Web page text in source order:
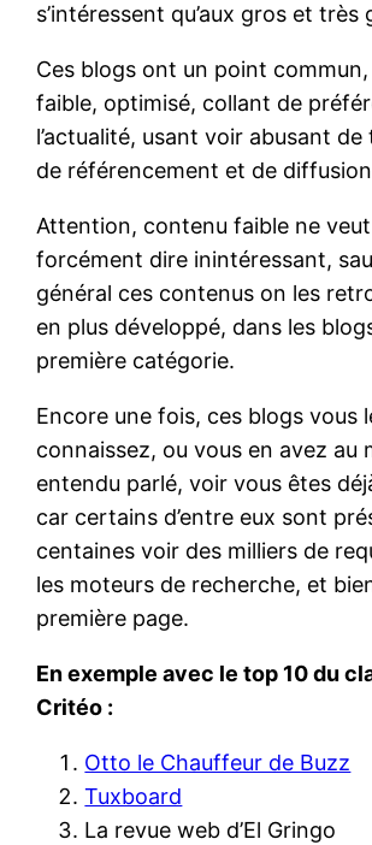
s’intéressent qu’aux gros et
Ces blogs ont un point
faible, optimisé, collant de
l’actualité, usant voir abusant
de référencement et de
Attention, contenu faible ne
forcément dire inintéressant,
général ces contenus on les
en plus développé, dans les
première catégorie.
Encore une fois, ces blogs vous
connaissez, ou vous en avez au
entendu parlé, voir vous êtes
car certains d’entre eux sont
centaines voir des milliers de
les moteurs de recherche, et
première page.
En exemple avec le top 10 du
Critéo :
Otto le Chauffeur de Buzz
Tuxboard
La revue web d’El Gringo